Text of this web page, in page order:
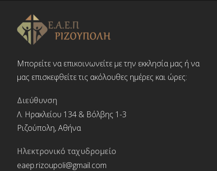
Μπορείτε να επικοινωνείτε με την εκκλησία μας ή να
μας επισκεφθείτε τις ακόλουθες ημέρες και ώρες:
Διεύθυνση
Λ. Ηρακλείου 134 & Βόλβης 1-3
Ριζούπολη, Αθήνα
Ηλεκτρονικό ταχυδρομείο
eaep.rizoupoli@gmail.com